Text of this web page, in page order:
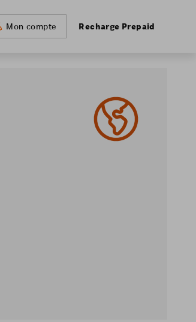
Mon compte Recharge Prepaid